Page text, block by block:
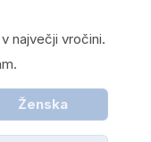
največji vročini.
Ženska